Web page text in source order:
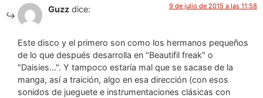
Guzz dice: 9 de julio de 2015 a las 11:58
Este disco y el primero son como los hermanos pequeños
de lo que después desarrolla en "Beautifil freak" o
"Daisies…". Y tampoco estaría mal que se sacase de la
manga, así a traición, algo en esa dirección (con esos
sonidos de jueguete e instrumentaciones clásicas con